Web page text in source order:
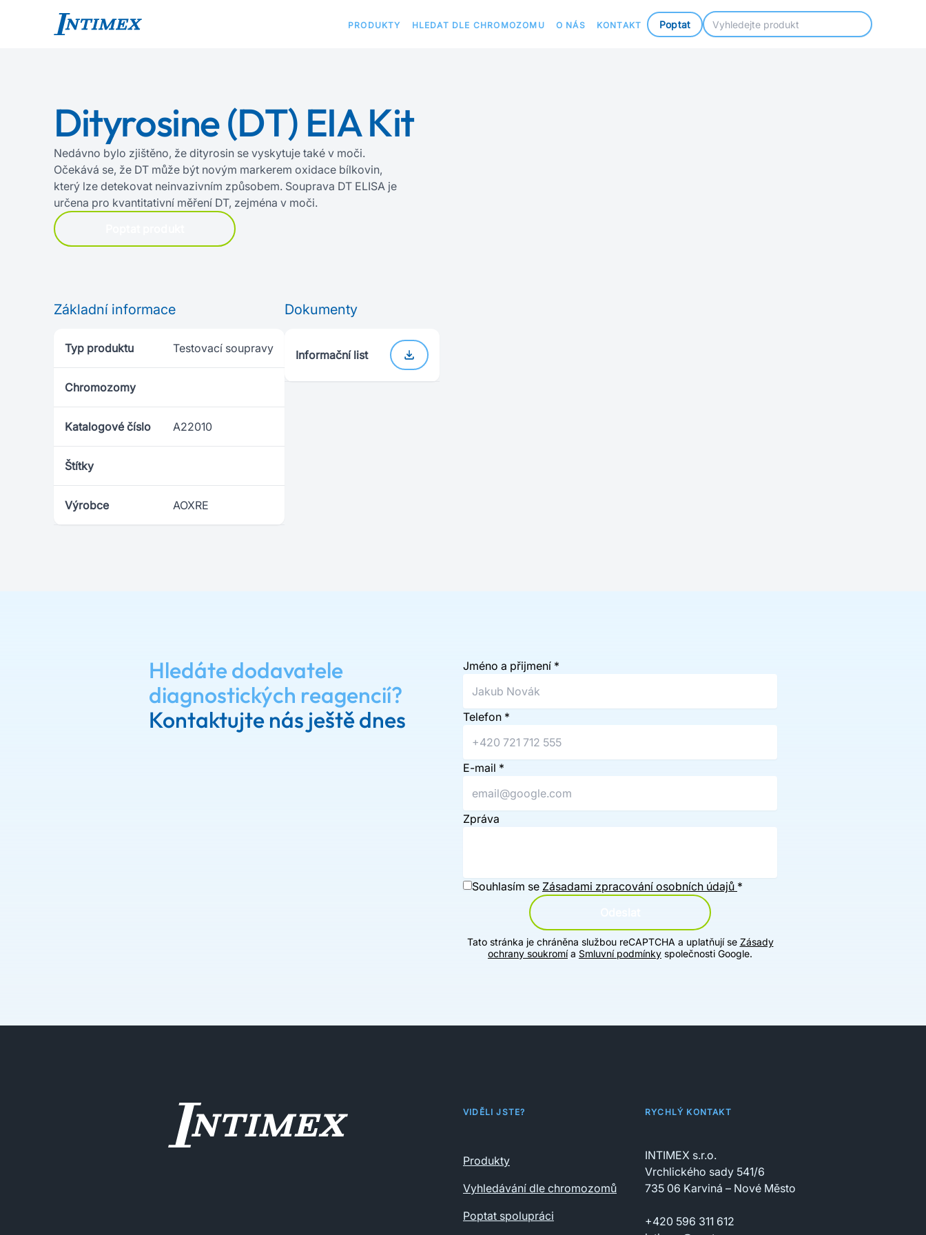
PRODUKTY HLEDAT DLE CHROMOZOMU O NÁS KONTAKT Poptat
Dityrosine (DT) EIA Kit
Nedávno bylo zjištěno, že dityrosin se vyskytuje také v moči.
Očekává se, že DT může být novým markerem oxidace bílkovin,
který lze detekovat neinvazivním způsobem. Souprava DT ELISA je
určena pro kvantitativní měření DT, zejména v moči.
Základní informace
Typ produktu Testovací soupravy
Chromozomy
Katalogové číslo A22010
Štítky
Výrobce AOXRE
Dokumenty
Informační list
Hledáte dodavatele
diagnostických reagencií?
Kontaktujte nás ještě dnes
Jméno a přijmení *
Telefon *
E-mail *
Zpráva
Souhlasím se Zásadami zpracování osobních údajů *
Tato stránka je chráněna službou reCAPTCHA a uplatňují se Zásady
ochrany soukromía Smluvní podmínky společnosti Google.
VIDĚLI JSTE?
Produkty
Vyhledávání dle chromozomů
Poptat spolupráci
RYCHLÝ KONTAKT
INTIMEX s.r.o.
Vrchlického sady 541/6
735 06 Karviná – Nové Město
+420 596 311 612